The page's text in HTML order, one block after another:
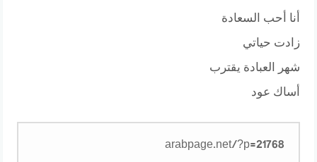
أنا أحب السعادة
زادت حياتي
شهر العبادة يقترب
أساك عود